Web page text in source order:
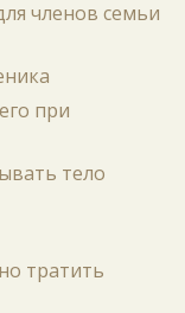
членов семьи
при
тело
тратить